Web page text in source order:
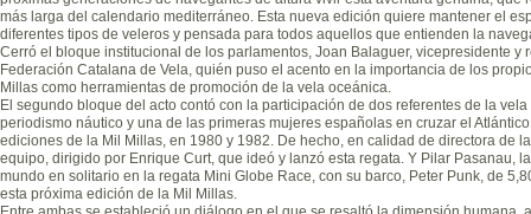
más larga del calendario mediterráneo. Esta nueva edición quiere mantener el
diferentes tipos de veleros y pensada para todos aquellos que entienden la
Cerró el bloque institucional de los parlamentos, Joan Balaguer, vicepresidente y
Federación Catalana de Vela, quién puso el acento en la importancia de los
Millas como herramientas de promoción de la vela oceánica.
El segundo bloque del acto contó con la participación de dos referentes de la
periodismo náutico y una de las primeras mujeres españolas en cruzar el
ediciones de la Mil Millas, en 1980 y 1982. De hecho, en calidad de directora de
equipo, dirigido por Enrique Curt, que ideó y lanzó esta regata. Y Pilar Pasanau,
mundo en solitario en la regata Mini Globe Race, con su barco, Peter Punk, de
esta próxima edición de la Mil Millas.